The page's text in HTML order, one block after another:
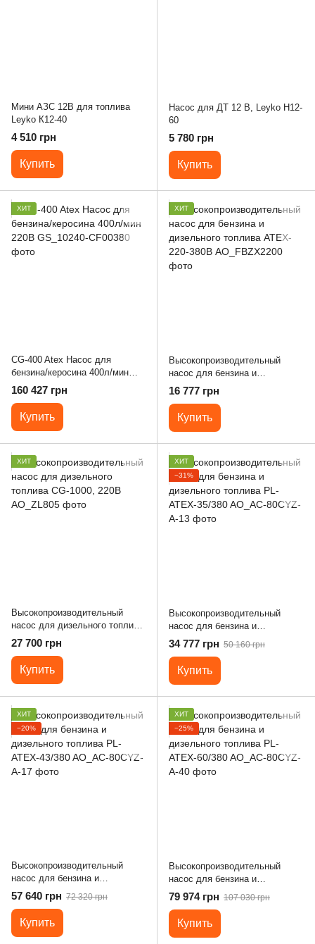
Мини АЗС 12В для топлива
Leyko К12-40
4 510 грн
Купить
Насос для ДТ 12 В, Leyko Н12-
60
5 780 грн
Купить
ХИТ
CG-400 Atex Насос для
бензина/керосина 400л/мин
220В
160 427 грн
Купить
ХИТ
Высокопроизводительный
насос для бензина и
дизельного топлива ATEX-220-
380В
16 777 грн
Купить
ХИТ
Высокопроизводительный
насос для дизельного топлива
CG-1000, 220В
27 700 грн
Купить
ХИТ
−31%
Высокопроизводительный
насос для бензина и
дизельного топлива PL-ATEX-
34 777 грн 50 160 грн
Купить
ХИТ
−20%
Высокопроизводительный
насос для бензина и
дизельного топлива PL-ATEX-
57 640 грн 72 320 грн
Купить
ХИТ
−25%
Высокопроизводительный
насос для бензина и
дизельного топлива PL-ATEX-
79 974 грн 107 030 грн
Купить